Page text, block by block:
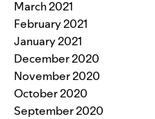
March 2021
February 2021
January 2021
December 2020
November 2020
October 2020
September 2020